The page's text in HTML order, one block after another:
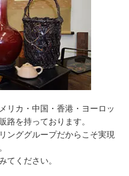
リカ・中国・香港・ヨーロッ
路を持っております。
ンググループだからこそ実現
てください。